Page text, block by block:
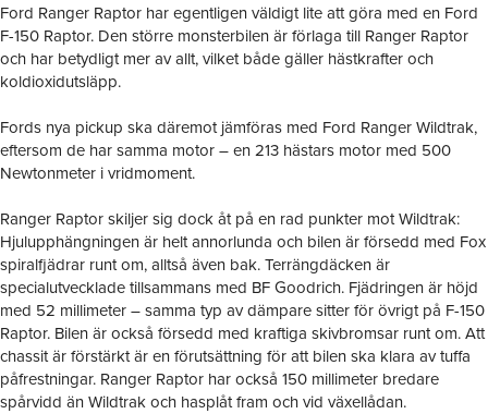
Ford Ranger Raptor har egentligen väldigt lite att göra med en Ford
F-150 Raptor. Den större monsterbilen är förlaga till Ranger Raptor
och har betydligt mer av allt, vilket både gäller hästkrafter och
koldioxidutsläpp.
Fords nya pickup ska däremot jämföras med Ford Ranger Wildtrak,
eftersom de har samma motor – en 213 hästars motor med 500
Newtonmeter i vridmoment.
Ranger Raptor skiljer sig dock åt på en rad punkter mot Wildtrak:
Hjulupphängningen är helt annorlunda och bilen är försedd med Fox
spiralfjädrar runt om, alltså även bak. Terrängdäcken är
specialutvecklade tillsammans med BF Goodrich. Fjädringen är höjd
med 52 millimeter – samma typ av dämpare sitter för övrigt på F-150
Raptor. Bilen är också försedd med kraftiga skivbromsar runt om. Att
chassit är förstärkt är en förutsättning för att bilen ska klara av tuffa
påfrestningar. Ranger Raptor har också 150 millimeter bredare
spårvidd än Wildtrak och hasplåt fram och vid växellådan.